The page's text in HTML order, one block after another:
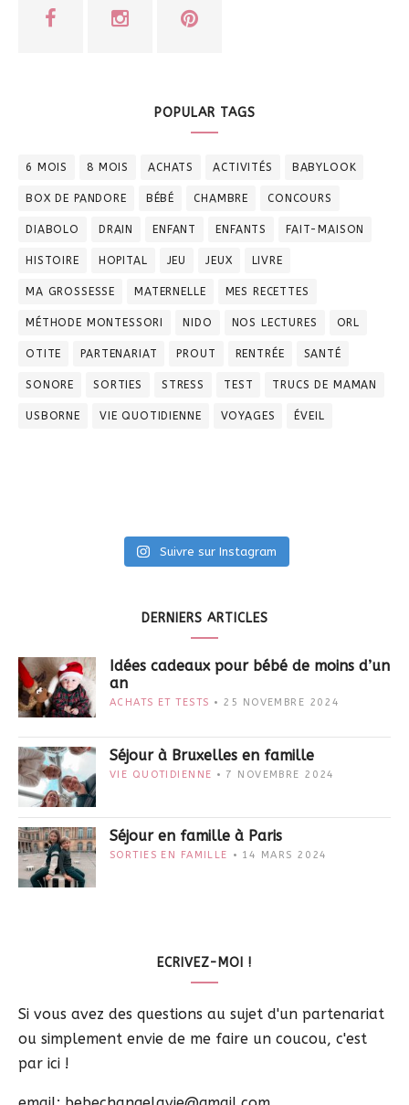
POPULAR TAGS
6 MOIS 8 MOIS ACHATS ACTIVITÉS BABYLOOK
BOX DE PANDORE BÉBÉ CHAMBRE CONCOURS
DIABOLO DRAIN ENFANT ENFANTS FAIT-MAISON
HISTOIRE HOPITAL JEU JEUX LIVRE
MA GROSSESSE MATERNELLE MES RECETTES
MÉTHODE MONTESSORI NIDO NOS LECTURES ORL
OTITE PARTENARIAT PROUT RENTRÉE SANTÉ
SONORE SORTIES STRESS TEST TRUCS DE MAMAN
USBORNE VIE QUOTIDIENNE VOYAGES ÉVEIL
Suivre sur Instagram
DERNIERS ARTICLES
Idées cadeaux pour bébé de moins d’un
an
ACHATS ET TESTS 25 NOVEMBRE 2024
Séjour à Bruxelles en famille
VIE QUOTIDIENNE 7 NOVEMBRE 2024
Séjour en famille à Paris
SORTIES EN FAMILLE 14 MARS 2024
ECRIVEZ-MOI !
Si vous avez des questions au sujet d'un partenariat
ou simplement envie de me faire un coucou, c'est
par ici !